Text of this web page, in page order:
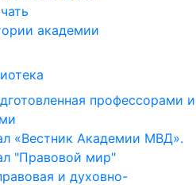
академии
профессорами и
«Вестник Академии МВД».
"Правовой мир"
и духовно-